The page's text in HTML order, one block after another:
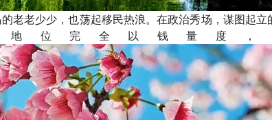
老老少少，也荡起移民热浪。在政治秀场，谋图起
地位完全以钱量度，